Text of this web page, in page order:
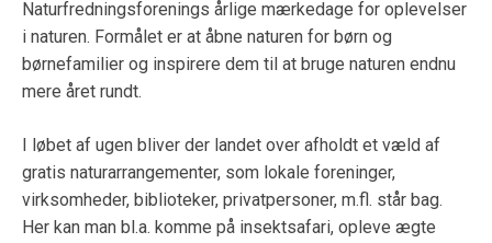
Naturfredningsforenings årlige mærkedage for oplevelser
i naturen. Formålet er at åbne naturen for børn og
børnefamilier og inspirere dem til at bruge naturen endnu
mere året rundt.
I løbet af ugen bliver der landet over afholdt et væld af
gratis naturarrangementer, som lokale foreninger,
virksomheder, biblioteker, privatpersoner, m.fl. står bag.
Her kan man bl.a. komme på insektsafari, opleve ægte